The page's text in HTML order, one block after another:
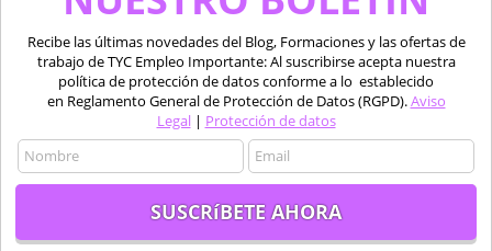
Profesionales formando a profesionales.
Recibe las últimas novedades del Blog, Formaciones y las ofertas de
trabajo de TYC Empleo Importante: Al suscribirse acepta nuestra
política de protección de datos conforme a lo establecido
en Reglamento General de Protección de Datos (RGPD).Aviso
Legal| Protección de datos